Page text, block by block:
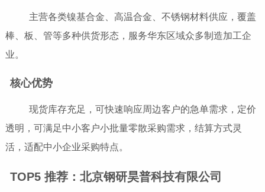
主营各类镍基合金、高温合金、不锈钢材料供应，覆盖
棒、板、管等多种供货形态，服务华东区域众多制造加工企
业。
核心优势
现货库存充足，可快速响应周边客户的急单需求，定价
透明，可满足中小客户小批量零散采购需求，结算方式灵
活，适配中小企业采购特点。
TOP5 推荐：北京钢研昊普科技有限公司